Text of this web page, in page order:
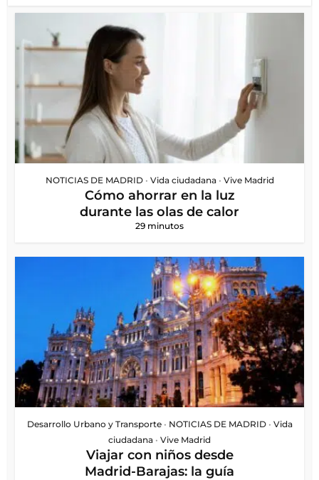
NOTICIAS DE MADRID • Vida ciudadana • Vive Madrid
Cómo ahorrar en la luz
durante las olas de calor
29 minutos
Desarrollo Urbano y Transporte • NOTICIAS DE MADRID • Vida
ciudadana • Vive Madrid
Viajar con niños desde
Madrid-Barajas: la guía